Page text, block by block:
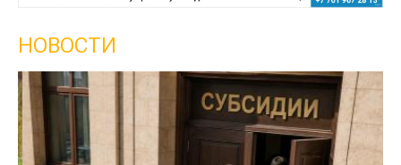
НОВОСТИ